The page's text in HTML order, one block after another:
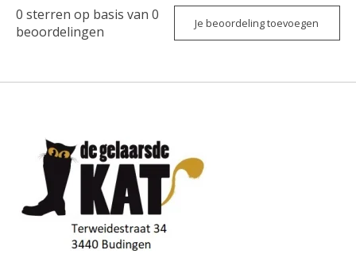
0 sterren op basis van 0
beoordelingen
Je beoordeling toevoegen